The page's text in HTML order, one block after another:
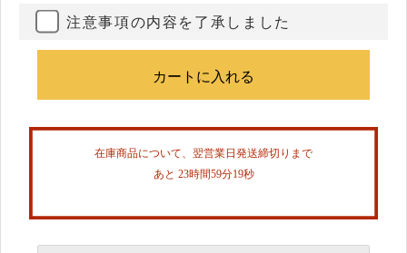
注意事項の内容を了承しました
在庫商品について、翌営業日発送締切りまで
あと 23時間59分19秒